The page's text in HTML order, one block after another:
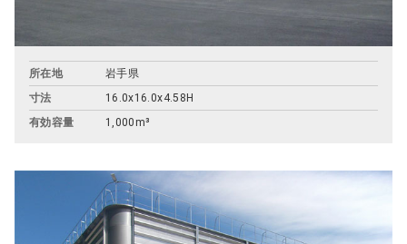
所在地
岩手県
寸法
16.0x16.0x4.58H
有効容量
1,000m³